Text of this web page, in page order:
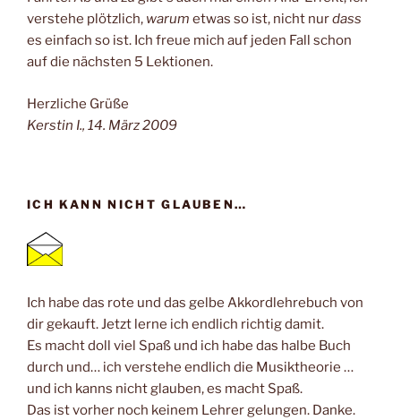
verstehe plötzlich, warum etwas so ist, nicht nurdass
es einfach so ist. Ich freue mich auf jeden Fall schon
auf die nächsten 5 Lektionen.
Herzliche Grüße
Kerstin I., 14. März 2009
ICH KANN NICHT GLAUBEN…
Ich habe das rote und das gelbe Akkordlehrebuch von
dir gekauft. Jetzt lerne ich endlich richtig damit.
Es macht doll viel Spaß und ich habe das halbe Buch
durch und… ich verstehe endlich die Musiktheorie …
und ich kanns nicht glauben, es macht Spaß.
Das ist vorher noch keinem Lehrer gelungen. Danke.